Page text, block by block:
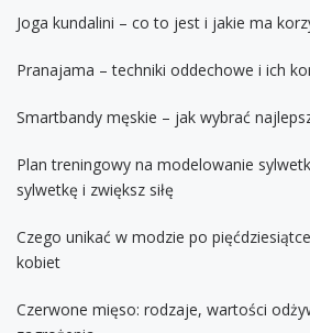
Joga kundalini – co to jest i jakie ma
Pranajama – techniki oddechowe i ich
Smartbandy męskie – jak wybrać
Plan treningowy na modelowanie
sylwetkę i zwiększ siłę
Czego unikać w modzie po
kobiet
Czerwone mięso: rodzaje, wartości